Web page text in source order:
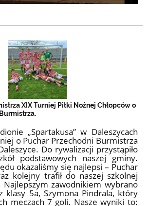
XIX Turniej Piłki Nożnej Chłopców o
„Spartakusa” w Daleszycach
o Puchar Przechodni Burmistrza
Do rywalizacji przystąpiło
podstawowych naszej gminy.
okazaliśmy się najlepsi – Puchar
kolejny trafił do naszej szkolnej
Najlepszym zawodnikiem wybrano
klasy 5a, Szymona Pindrala, który
meczach 7 goli. Nasze wyniki to: